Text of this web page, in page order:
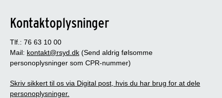
Kontaktoplysninger
Tlf.: 76 63 10 00
Mail: kontakt@rsyd.dk (Send aldrig følsomme
personoplysninger som CPR-nummer)
Skriv sikkert til os via Digital post, hvis du har brug for at dele
personoplysninger.